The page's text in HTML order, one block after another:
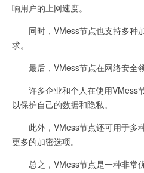
响用户的上网速度。
同时，VMess节点也支持多种
求。
最后，VMess节点在网络安全领
许多企业和个人在使用VMess节
以保护自己的数据和隐私。
此外，VMess节点还可用于多
更多的加密选项。
总之，VMess节点是一种非常